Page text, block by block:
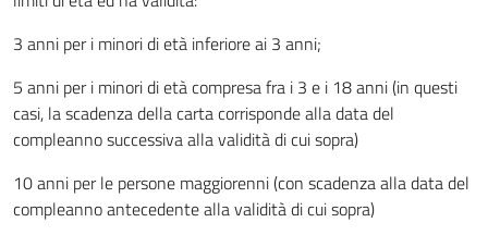
3 anni per i minori di età inferiore ai 3 anni;
5 anni per i minori di età compresa fra i 3 e i 18 anni (in questi
casi, la scadenza della carta corrisponde alla data del
compleanno successiva alla validità di cui sopra)
10 anni per le persone maggiorenni (con scadenza alla data del
compleanno antecedente alla validità di cui sopra)